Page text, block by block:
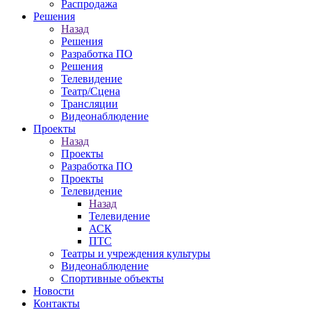
Распродажа
Решения
Назад
Решения
Разработка ПО
Решения
Телевидение
Театр/Сцена
Трансляции
Видеонаблюдение
Проекты
Назад
Проекты
Разработка ПО
Проекты
Телевидение
Назад
Телевидение
АСК
ПТС
Театры и учреждения культуры
Видеонаблюдение
Спортивные объекты
Новости
Контакты